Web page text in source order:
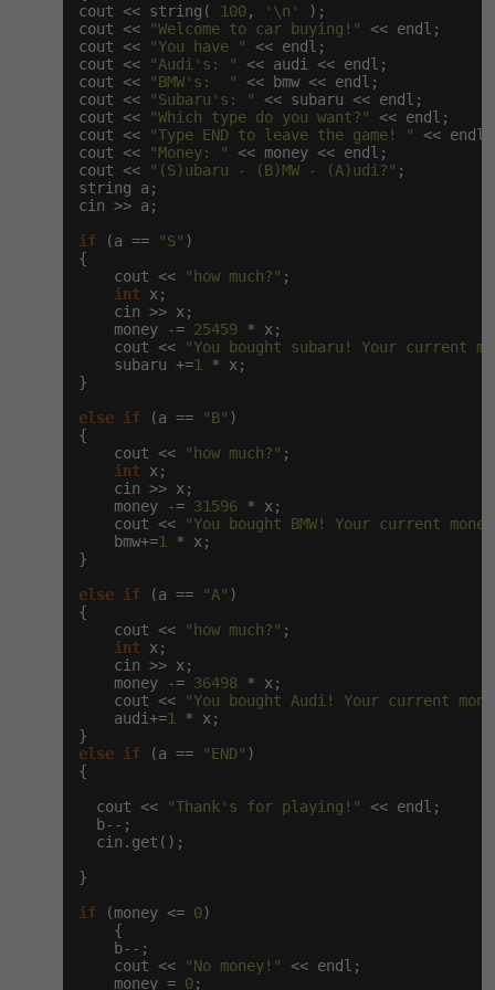
Copywriter
WordPress specialista
SEO specialista
Algoritmy -41%
Umělá inteligence (AI) -10%
Pro děti
Více
Fórum
Kurzy e-commerce
Testování softwaru
Datová analýza
Digitální gramotnost
Marketing -30%
UX
Business
-25%
Copywriting -30%
Google Dokumenty
Time management
Kurzy designu
HTML/CSS -80%
Photoshop -80%
Adobe Illustrator -80%
Adobe XD
Adobe InDesign
Adobe After Effects
Inkscape
Video
Příběhy absolventů
Pro firmy
cout << string(
100, '\n'
);
cout <<
"Welcome to car buying!"
<< endl;
cout <<
"You have "
<< endl;
cout <<
"Audi's: "
<< audi << endl;
cout <<
"BMW's:  "
<< bmw << endl;
cout <<
"Subaru's: "
<< subaru << endl;
cout <<
"Which type do you want?"
<< endl;
cout <<
"Type END to leave the game! "
<< endl;
cout <<
"Money: "
<< money << endl;
cout <<
"(S)ubaru - (B)MW - (A)udi?" ;
string a;
cin >> a;
if (a == "S" )
{
    cout <<
"how much?" ;
int x;
    cin >> x;
    money -=
25459 * x;
    cout <<
"You bought subaru! Your current
    subaru +=
1
* x;
}
else if (a == "B" )
{
    cout <<
"how much?" ;
int x;
    cin >> x;
    money -=
31596 * x;
    cout <<
"You bought BMW! Your current
    bmw+=
1
* x;
}
else if (a == "A" )
{
    cout <<
"how much?" ;
int x;
    cin >> x;
    money -=
36498 * x;
    cout <<
"You bought Audi! Your current
    audi+=
1
* x;
else if (a == "END" )
{
  cout <<
"Thank's for playing!"
<< endl;
  b--;
  cin.get();
}
if (money <= 0)
    {
    b--;
    cout <<
"No money!"
<< endl;
    money =
0;